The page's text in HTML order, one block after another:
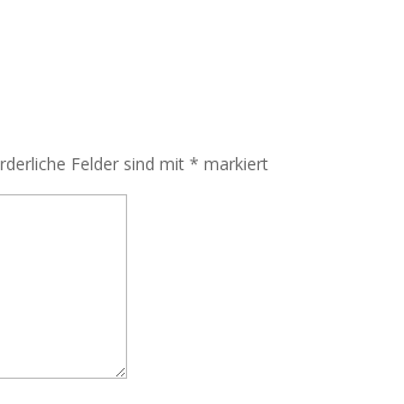
Felder sind mit* markiert